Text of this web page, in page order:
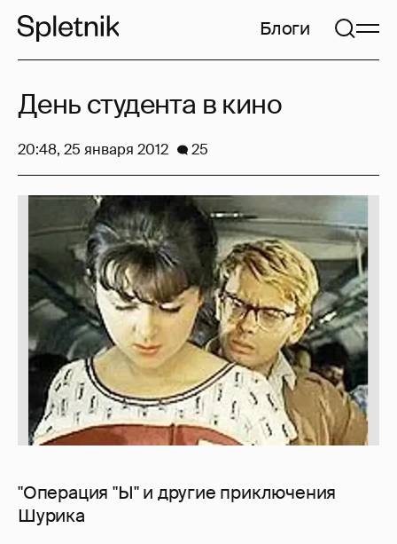
Блоги
"Операция "Ы" и другие приключения
Шурика
День студента в кино
20:48, 25 января 2012 25